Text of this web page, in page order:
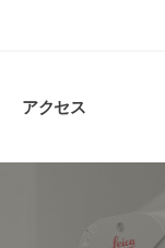
アクセス